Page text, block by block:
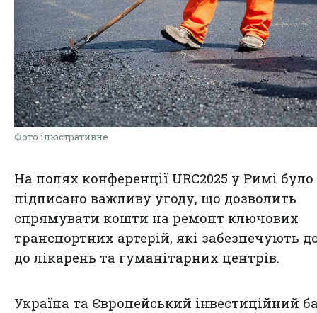
Фото ілюстративне
На полях конференції URC2025 у Римі було
підписано важливу угоду, що дозволить
спрямувати кошти на ремонт ключових
транспортних артерій, які забезпечують
до лікарень та гуманітарних центрів.
Україна та Європейський інвестиційний